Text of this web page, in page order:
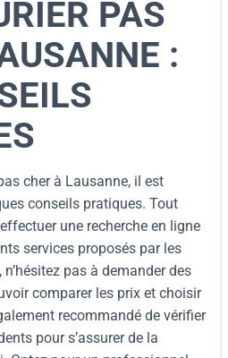
PAS
:
cher à Lausanne, il est
conseils pratiques. Tout
une recherche en ligne
services proposés par les
pas à demander des
comparer les prix et choisir
recommandé de vérifier
pour s’assurer de la